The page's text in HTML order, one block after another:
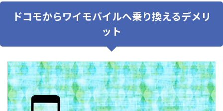
ドコモからワイモバイルへ乗り換えるデメリ
ット